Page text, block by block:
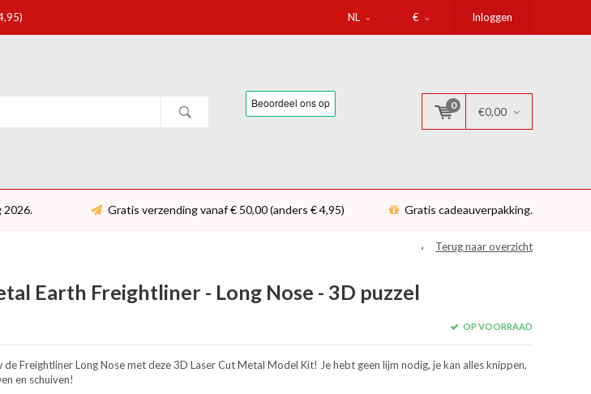
NL € Inloggen
0
€0,00
2026. Gratis verzending vanaf € 50,00 (anders € 4,95) Gratis cadeauverpakking.
Terug naar overzicht
Earth Freightliner - Long Nose - 3D puzzel
OP VOORRAAD
de Freightliner Long Nose met deze 3D Laser Cut Metal Model Kit! Je hebt geen lijm nodig, je kan alles knippen,
en schuiven!